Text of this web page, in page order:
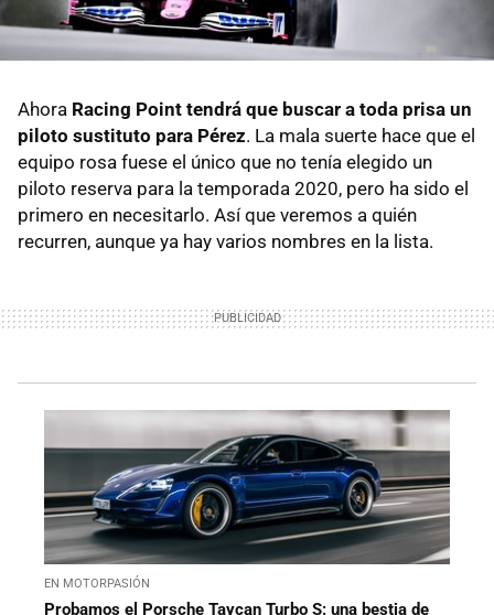
Ahora Racing Point tendrá que buscar a toda prisa un
piloto sustituto para Pérez. La mala suerte hace que el
equipo rosa fuese el único que no tenía elegido un
piloto reserva para la temporada 2020, pero ha sido el
primero en necesitarlo. Así que veremos a quién
recurren, aunque ya hay varios nombres en la lista.
EN MOTORPASIÓN
Probamos el Porsche Taycan Turbo S: una bestia de